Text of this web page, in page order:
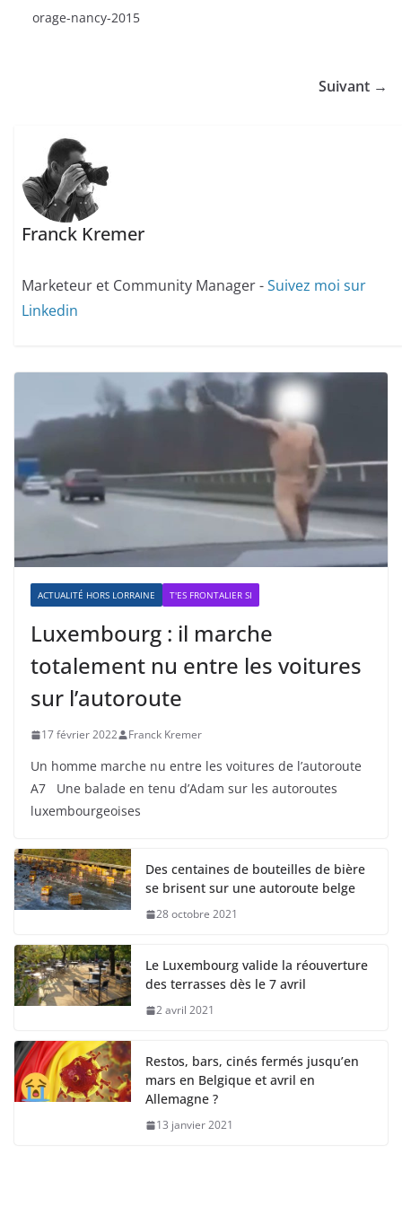
orage-nancy-2015
Suivant →
Franck Kremer
Marketeur et Community Manager -Suivez moi sur
Linkedin
ACTUALITÉ HORS LORRAINE T'ES FRONTALIER SI
Luxembourg : il marche
totalement nu entre les voitures
sur l’autoroute
17 février 2022 Franck Kremer
Un homme marche nu entre les voitures de l’autoroute
A7 Une balade en tenu d’Adam sur les autoroutes
luxembourgeoises
Des centaines de bouteilles de bière
se brisent sur une autoroute belge
28 octobre 2021
Le Luxembourg valide la réouverture
des terrasses dès le 7 avril
2 avril 2021
Restos, bars, cinés fermés jusqu’en
mars en Belgique et avril en
Allemagne ?
13 janvier 2021